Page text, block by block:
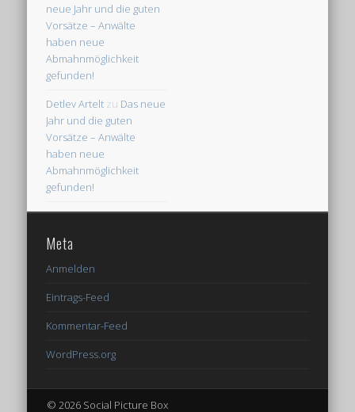
neue Jahr und die guten
Vorsätze – Anwälte
haben neue
Abmahnmöglichkeit
gefunden!
Detlev Artelt zu Das neue
Jahr und die guten
Vorsätze – Anwälte
haben neue
Abmahnmöglichkeit
gefunden!
Meta
Anmelden
Eintrags-Feed
Kommentar-Feed
WordPress.org
© 2026 Social Picture Box